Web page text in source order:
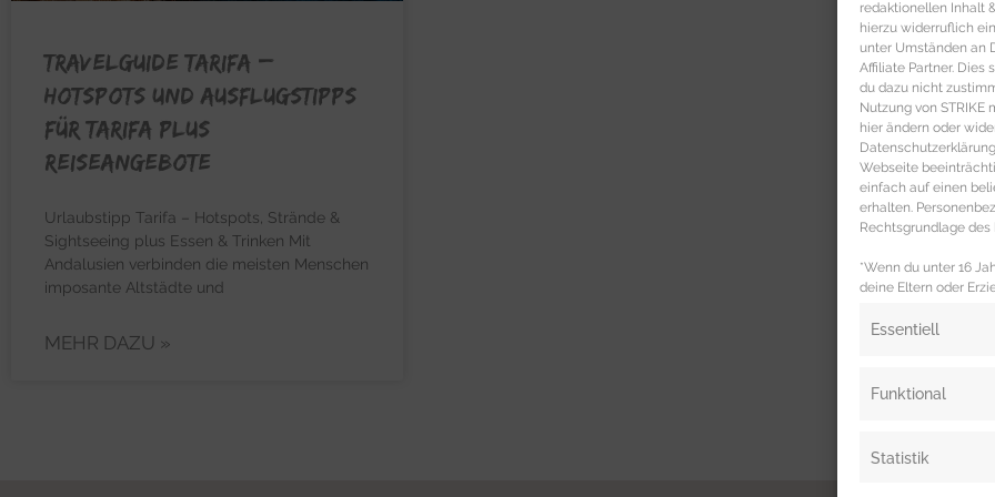
redaktionellen Inhalt
hierzu widerruflich
unter Umständen an
Affiliate Partner. Dies
du dazu nicht
Nutzung von
hier ändern oder
Webseite
einfach auf einen
erhalten.
Rechtsgrundlage
*Wenn du unter 16
deine Eltern oder
Essentiell
Funktional
Statistik
TRAVELGUIDE TARIFA –
Hotspots und Ausflugstipps
für Tarifa plus
Reiseangebote
Urlaubstipp Tarifa – Hotspots, Strände &
Sightseeing plus Essen & Trinken Mit
Andalusien verbinden die meisten Menschen
imposante Altstädte und
MEHR DAZU »